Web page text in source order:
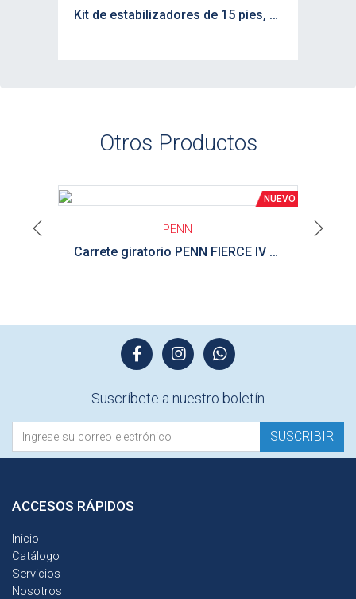
Kit de estabilizadores de 15 pies, blanco y azul, completo SEACHOICE
Otros Productos
Ver detalle
PENN
Carrete giratorio PENN FIERCE IV 3000
Previous Next
Suscríbete a nuestro boletín
SUSCRIBIR
ACCESOS RÁPIDOS
Inicio
Catálogo
Servicios
Nosotros